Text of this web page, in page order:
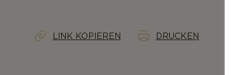
LINK KOPIEREN DRUCKEN